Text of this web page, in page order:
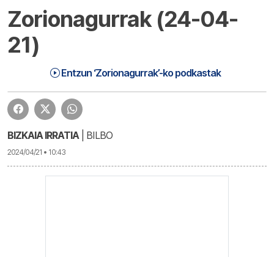
Zorionagurrak (24-04-
21)
Entzun ‘Zorionagurrak’-ko podkastak
1:00:13 Zorionagurrak (24-04-21) | Zorionagurrak
BIZKAIA IRRATIA| BILBO
2024/04/21 • 10:43